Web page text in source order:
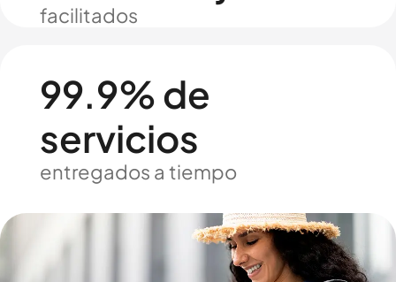
facilitados
99.9% de
servicios
entregados a tiempo